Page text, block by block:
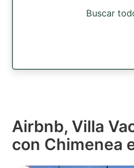
Buscar
Airbnb, Villa
con Chimenea